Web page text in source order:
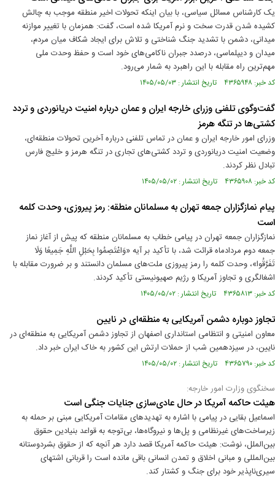
یک کارشناس مسائل سیاسی، با بیان اینکه تحولات اخیر منطقه موجب به چالش
کشیده شدن قدرت سخت و نرم آمریکا شده است، گفت: همزمان با تغییر موازنه
میدانی، دشمن با تشدید جنگ شناختی و تلاش برای ایجاد شکاف میان مردم،
میدان و دیپلماسی، درصدد جبران ناکامی‌های خود است و حفظ وحدت ملی
مهم‌ترین راه مقابله با این راهبرد به شمار می‌رود.
کد خبر: ۴۳۶۵۹۴۸ تاریخ انتشار : ۱۴۰۵/۰۵/۰۳
گفت‌وگوی تلفنی وزرای خارجه ایران و عمان درباره امنیت دریانوردی و تردد
کشتی‌ها در تنگه هرمز
وزرای امور خارجه ایران و عمان در تماس تلفنی درباره آخرین تحولات منطقه‌ای،
وضعیت امنیت دریانوردی و تردد کشتی‌های تجاری در تنگه هرمز و خلیج فارس
تبادل نظر کردند.
کد خبر: ۴۳۶۵۹۰۸ تاریخ انتشار : ۱۴۰۵/۰۵/۰۲
پیام نمازگزاران جمعه تهران به مسلمانان منطقه: رمز پیروزی، وحدت کلمه
است
نمازگزاران جمعه تهران در پیامی خطاب به مسلمانان منطقه که پیش از آغاز نماز
جمعه دوم مردادماه قرائت شد، با تأکید بر آیه «وَاعْتَصِمُوا بِحَبْلِ اللَّهِ جَمِيعًا وَلَا
تَفَرَّقُوا»، وحدت کلمه را رمز پیروزی ملت‌های مسلمان دانستند و بر ضرورت مقابله با
اشغالگری و تجاوز آمریکا و رژیم صهیونیستی تأکید کردند.
کد خبر: ۴۳۶۵۸۱۳ تاریخ انتشار : ۱۴۰۵/۰۵/۰۲
تجاوز دوباره دشمن آمریکایی به منطقه‌ای در نایین
معاون امنیتی و انتظامی استانداری اصفهان از تجاوز دشمن آمریکایی به منطقه‌ای در
نایین، در سیزدهمین شب از حملات ارتش این کشور به خاک ایران خبر داد.
کد خبر: ۴۳۶۵۷۹۰ تاریخ انتشار : ۱۴۰۵/۰۵/۰۲
سخنگوی وزارت امور خارجه:
هیئت‌ حاکمه آمریکا در حال عادی‌سازی جنایات جنگی است
اسماعیل بقایی در پیامی با اشاره به تهدیدهای مقامات آمریکایی مبنی بر حمله به
زیرساخت‌های غیرنظامی و پل‌ها و نیروگاه‌ها، بی‌توجه به قواعد بنیادین حقوق
بین‌الملل، نوشت: هیئت حاکمه آمریکا قصد دارد هر آنچه که از حقوق بشردوستانه
بین‌المللی و مبانی اخلاق و تمدن انسانی باقی مانده است را قربانی اشتهای
سیری‌ناپذیر خود برای جنگ و کشتار کند.